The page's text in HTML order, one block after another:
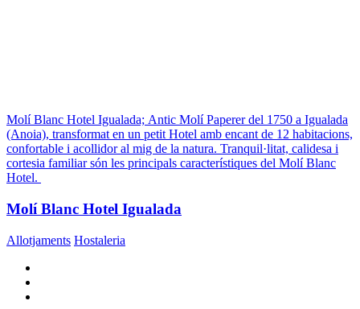
Molí Blanc Hotel Igualada; Antic Molí Paperer del 1750 a Igualada
(Anoia), transformat en un petit Hotel amb encant de 12 habitacions,
confortable i acollidor al mig de la natura. Tranquil·litat, calidesa i
cortesia familiar són les principals característiques del Molí Blanc
Hotel.
Molí Blanc Hotel Igualada
Allotjaments Hostaleria